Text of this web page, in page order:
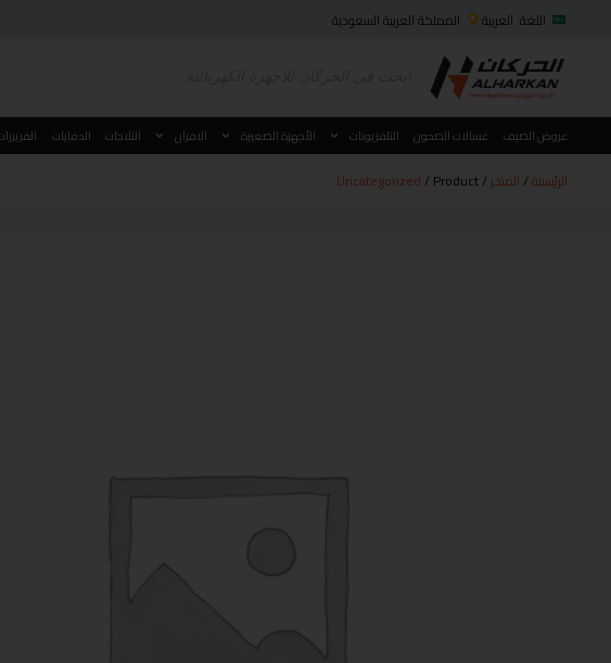
اللغة: العربية المملكة العربية السعودية
عروض الصيف غسالات الصحون التلفزيونات الأجهزة الصغيرة الافران الثلاجات الدفايات
الرئيسية/ المتجر /
Uncategorized / Product